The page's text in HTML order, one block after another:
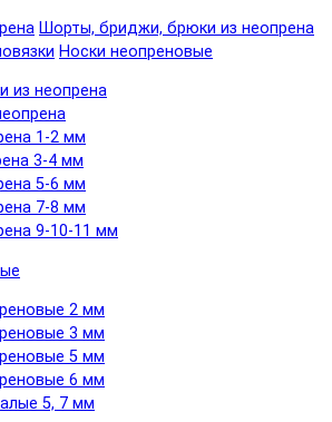
Шорты, бриджи, брюки из неопрена
Носки неопреновые
из неопрена
1-2 мм
3-4 мм
5-6 мм
7-8 мм
9-10-11 мм
2 мм
3 мм
5 мм
6 мм
5, 7 мм